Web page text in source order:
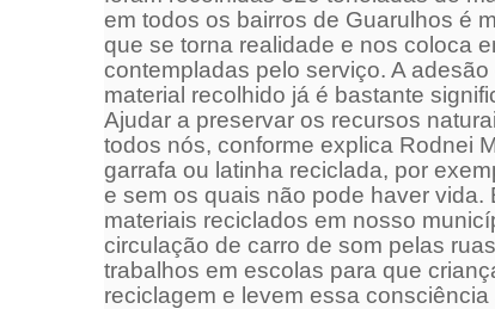
em todos os bairros de Guarulhos é
que se torna realidade e nos coloca
contempladas pelo serviço. A
material recolhido já é bastante
Ajudar a preservar os recursos
todos nós, conforme explica Rodnei
garrafa ou latinha reciclada, por
e sem os quais não pode haver
materiais reciclados em nosso
circulação de carro de som pelas
trabalhos em escolas para que
reciclagem e levem essa